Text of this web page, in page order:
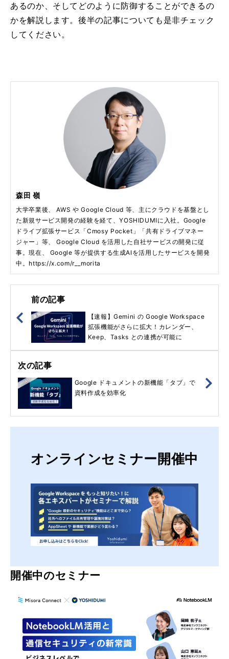
あるのか、そしてどのように防御することができるの
かを解説します。後半の記事についても是非チェック
してください。
森田 嶺
大学卒業後、 AWS や Google Cloud 等、主にクラウドを基盤とし
た新規サービス開発の経験を経て、YOSHIDUMIに入社。Google
ドライブ拡張サービス「Cmosy Pocket」「共有ドライブマネー
ジャー」等、 Google Cloud を活用した自社サービスの開発に従
事。現在、 Google 等が提供する生成AIを活用したサービスを開発
中。https://x.com/r__morita
前の記事
【速報】Gemini の Google Workspace
拡張機能がさらに拡大！カレンダー、
Keep、Tasks との連携が可能に
次の記事
Google ドキュメントの新機能「タブ」で
資料作成を効率化
オンラインセミナー開催中
開催中のセミナー